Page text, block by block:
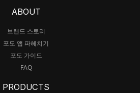
ABOUT
브랜드 스토리
포도 앱 파헤치기
포도 가이드
FAQ
PRODUCTS